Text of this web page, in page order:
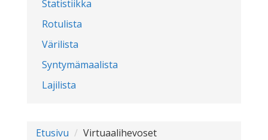
Statistiikka
Rotulista
Värilista
Syntymämaalista
Lajilista
Etusivu Virtuaalihevoset